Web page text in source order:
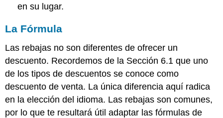
en su lugar.
La Fórmula
Las rebajas no son diferentes de ofrecer un
descuento. Recordemos de la Sección 6.1 que uno
de los tipos de descuentos se conoce como
descuento de venta. La única diferencia aquí radica
en la elección del idioma. Las rebajas son comunes,
por lo que te resultará útil adaptar las fórmulas de